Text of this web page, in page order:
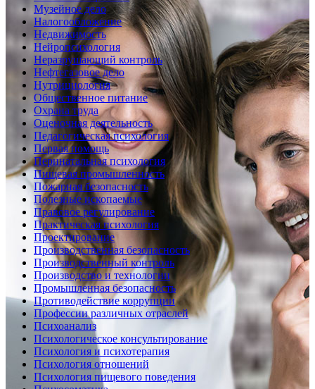
Музейное дело
Налогообложение
Недвижимость
Нейропсихология
Неразрушающий контроль
Нефтегазовое дело
Нутрициология
Общественное питание
Охрана труда
Оценочная деятельность
Педагогическая психология
Первая помощь
Перинатальная психология
Пищевая промышленность
Пожарная безопасность
Полезные ископаемые
Правовое регулирование
Практическая психология
Проектирование
Производственная безопасность
Производственный контроль
Производство и технологии
Промышленная безопасность
Противодействие коррупции
Профессии различных отраслей
Психоанализ
Психологическое консультирование
Психология и психотерапия
Психология отношений
Психология пищевого поведения